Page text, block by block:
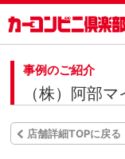
事例のご紹介
（株）阿部
店舗詳細TOPに戻る